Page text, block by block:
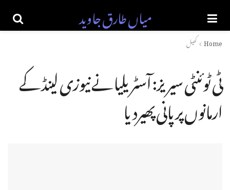
میاں طارق جاوید
Home کھیل
ٹی ٹوئنٹی سیریز: آسٹریلیا نے نیوزی لینڈ کے
ارمانوں پر پانی پھیردیا